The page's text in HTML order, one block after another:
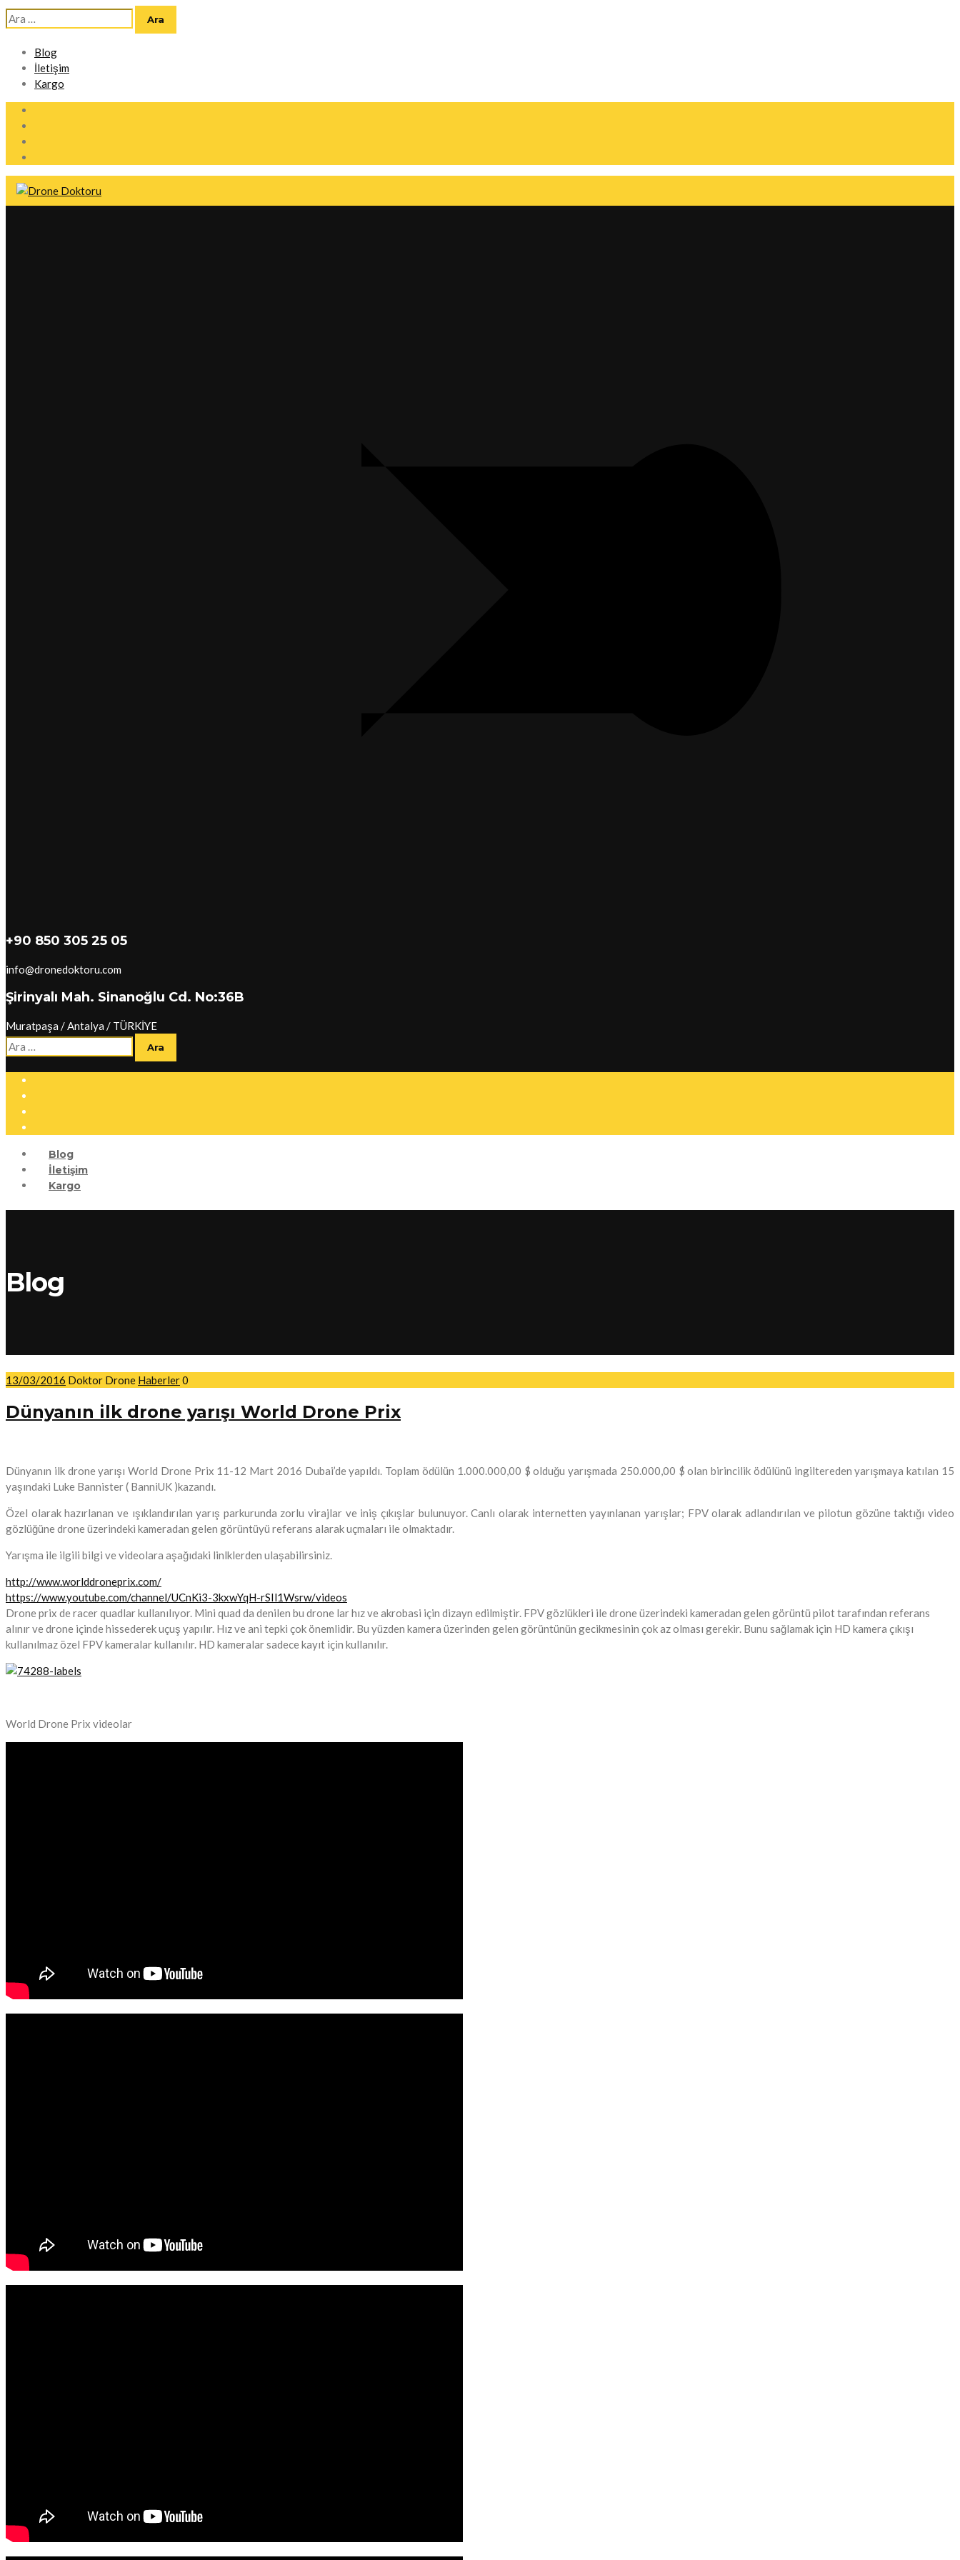
Arama:
Blog
İletişim
Kargo
+90 850 305 25 05
info@dronedoktoru.com
Şirinyalı Mah. Sinanoğlu Cd. No:36B
Muratpaşa / Antalya / TÜRKİYE
Arama:
Blog
İletişim
Kargo
Blog
13/03/2016 Doktor Drone Haberler0
Dünyanın ilk drone yarışı World Drone Prix
Dünyanın ilk drone yarışı World Drone Prix 11-12 Mart 2016 Dubai’de yapıldı. Toplam ödülün 1.000.000,00 $ olduğu yarışmada 250.000,00 $ olan birincilik ödülünü ingiltereden yarışmaya katılan 15
yaşındaki Luke Bannister ( BanniUK )kazandı.
Özel olarak hazırlanan ve ışıklandırılan yarış parkurunda zorlu virajlar ve iniş çıkışlar bulunuyor. Canlı olarak internetten yayınlanan yarışlar; FPV olarak adlandırılan ve pilotun gözüne taktığı video
gözlüğüne drone üzerindeki kameradan gelen görüntüyü referans alarak uçmaları ile olmaktadır.
Yarışma ile ilgili bilgi ve videolara aşağıdaki linlklerden ulaşabilirsiniz.
http://www.worlddroneprix.com/
https://www.youtube.com/channel/UCnKi3-3kxwYqH-rSIl1Wsrw/videos
Drone prix de racer quadlar kullanılıyor. Mini quad da denilen bu drone lar hız ve akrobasi için dizayn edilmiştir. FPV gözlükleri ile drone üzerindeki kameradan gelen görüntü pilot tarafından referans
alınır ve drone içinde hissederek uçuş yapılır. Hız ve ani tepki çok önemlidir. Bu yüzden kamera üzerinden gelen görüntünün gecikmesinin çok az olması gerekir. Bunu sağlamak için HD kamera çıkışı
kullanılmaz özel FPV kameralar kullanılır. HD kameralar sadece kayıt için kullanılır.
World Drone Prix videolar